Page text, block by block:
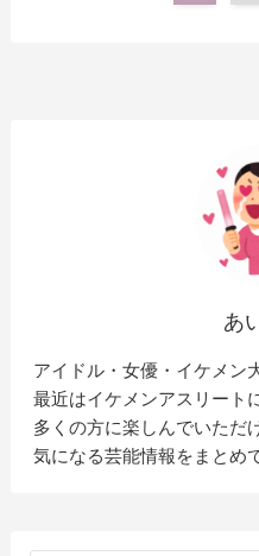
あ
アイドル・女優・イケメン
最近はイケメンアスリート
多くの方に楽しんでいただ
気になる芸能情報をまとめ